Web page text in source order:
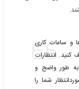
و ساعات کاری
کنید. انتظارات
به طور واضح و
شما را